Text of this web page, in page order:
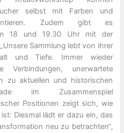
selbst mit Farben und
Zudem gibt es
18 und 19.30 Uhr mit der
Sammlung lebt von ihrer
und Tiefe. Immer wieder
Verbindungen, unerwartete
zu aktuellen und historischen
im Zusammenspiel
Positionen zeigt sich, wie
Diesmal lädt er dazu ein, das
neu zu betrachten“,